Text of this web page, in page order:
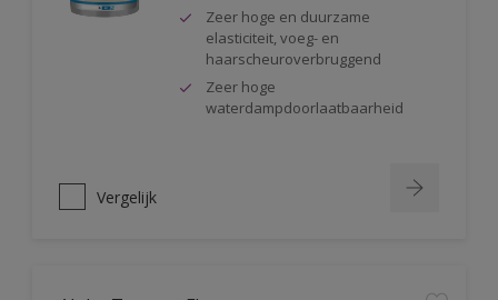
Zeer hoge en duurzame
elasticiteit, voeg- en
haarscheuroverbruggend
Zeer hoge
waterdampdoorlaatbaarheid
Vergelijk